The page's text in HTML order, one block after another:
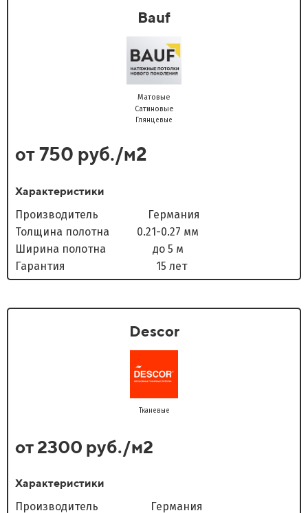
Bauf
Матовые
Сатиновые
Глянцевые
от 750 руб./м2
Характеристики
Производитель Германия
Толщина полотна 0.21-0.27 мм
Ширина полотна до 5 м
Гарантия 15 лет
Descor
Тканевые
от 2300 руб./м2
Характеристики
Производитель Германия